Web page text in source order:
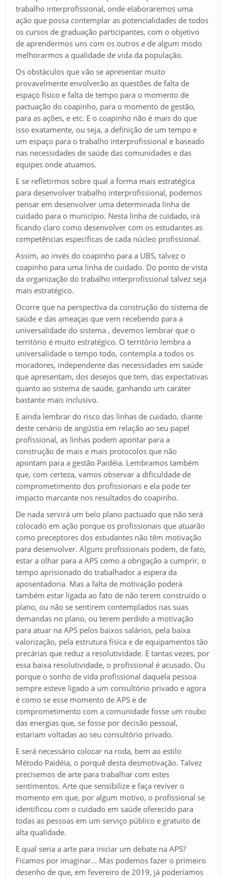
trabalho interprofissional, onde elaboraremos uma
ação que possa contemplar as potencialidades de todos
os cursos de graduação participantes, com o objetivo
de aprendermos uns com os outros e de algum modo
melhorarmos a qualidade de vida da população.
Os obstáculos que vão se apresentar muito
provavelmente envolverão as questões de falta de
espaço físico e falta de tempo para o momento de
pactuação do coapinho, para o momento de gestão,
para as ações, e etc. E o coapinho não é mais do que
isso exatamente, ou seja, a definição de um tempo e
um espaço para o trabalho interprofissional e baseado
nas necessidades de saúde das comunidades e das
equipes onde atuamos.
E se refletirmos sobre qual a forma mais estratégica
para desenvolver trabalho interprofissional, podemos
pensar em desenvolver uma determinada linha de
cuidado para o município. Nesta linha de cuidado, irá
ficando claro como desenvolver com os estudantes as
competências específicas de cada núcleo profissional.
Assim, ao invés do coapinho para a UBS, talvez o
coapinho para uma linha de cuidado. Do ponto de vista
da organização do trabalho interprofissional talvez seja
mais estratégico.
Ocorre que na perspectiva da construção do sistema de
saúde e das ameaças que vem recebendo para a
universalidade do sistema , devemos lembrar que o
território é muito estratégico. O território lembra a
universalidade o tempo todo, contempla a todos os
moradores, independente das necessidades em saúde
que apresentam, dos desejos que tem, das expectativas
quanto ao sistema de saúde, ganhando um caráter
bastante mais inclusivo.
E ainda lembrar do risco das linhas de cuidado, diante
deste cenário de angústia em relação ao seu papel
profissional, as linhas podem apontar para a
construção de mais e mais protocolos que não
apontam para a gestão Paidéia. Lembramos também
que, com certeza, vamos observar a dificuldade de
comprometimento dos profissionais e ela pode ter
impacto marcante nos resultados do coapinho.
De nada servirá um belo plano pactuado que não será
colocado em ação porque os profissionais que atuarão
como preceptores dos estudantes não têm motivação
para desenvolver. Alguns profissionais podem, de fato,
estar a olhar para a APS como a obrigação a cumprir, o
tempo aprisionado do trabalhador a espera da
aposentadoria. Mas a falta de motivação poderá
também estar ligada ao fato de não terem construído o
plano, ou não se sentirem contemplados nas suas
demandas no plano, ou terem perdido a motivação
para atuar na APS pelos baixos salários, pela baixa
valorização, pela estrutura física e de equipamentos tão
precárias que reduz a resolutividade. E tantas vezes, por
essa baixa resolutividade, o profissional é acusado. Ou
porque o sonho de vida profissional daquela pessoa
sempre esteve ligado a um consultório privado e agora
é como se esse momento de APS e de
comprometimento com a comunidade fosse um roubo
das energias que, se fosse por decisão pessoal,
estariam voltadas ao seu consultório privado.
E será necessário colocar na roda, bem ao estilo
Método Paidéia, o porquê desta desmotivação. Talvez
precisemos de arte para trabalhar com estes
sentimentos. Arte que sensibilize e faça reviver o
momento em que, por algum motivo, o profissional se
identificou com o cuidado em saúde oferecido para
todas as pessoas em um serviço público e gratuito de
alta qualidade.
E qual seria a arte para iniciar um debate na APS?
Ficamos por imaginar… Mas podemos fazer o primeiro
desenho de que, em fevereiro de 2019, já poderíamos